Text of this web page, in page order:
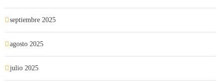
septiembre 2025
agosto 2025
julio 2025